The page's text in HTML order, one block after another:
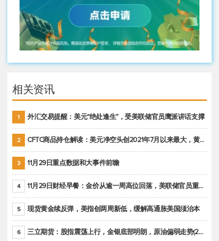
相关资讯
1 外汇交易提醒：美元“绝处逢生”，受美联储官员鹰派讲话支撑
2 CFTC商品持仓解读：美元净空头创2021年7月以来最大，黄金期货投机性净多头头寸减少
3 11月29日重点数据和大事件前瞻
4 11月29日财经早餐：金价从逾一周高位回落，美联储官员重申鹰派立场推动美元回升
5 现货黄金续反弹，美指创两周新低，缓解高通胀美国须治本
6 三立期货：股指震荡上行，金银底部明朗，原油偏弱走势(20221128收评)